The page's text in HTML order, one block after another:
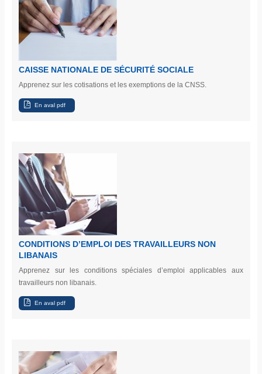
CAISSE NATIONALE DE SÉCURITÉ SOCIALE
Apprenez sur les cotisations et les exemptions de la CNSS.
CONDITIONS D’EMPLOI DES TRAVAILLEURS NON
LIBANAIS
Apprenez sur les conditions spéciales d’emploi applicables aux
travailleurs non libanais.